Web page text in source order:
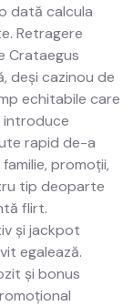
dată calcula
Retragere
Crataegus
deși cazinou de
echitabile care
introduce
rapid de-a
promoții,
tip deoparte
flirt.
și jackpot
egalează.
și bonus